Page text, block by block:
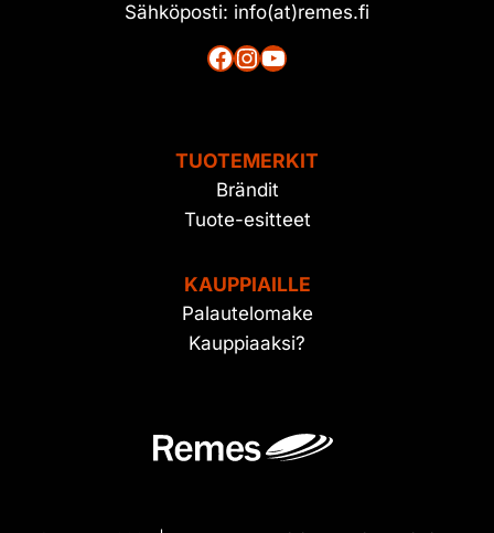
Sähköposti: info(at)remes.fi
Facebook
Instagram
YouTube
TUOTEMERKIT
Brändit
Tuote-esitteet
KAUPPIAILLE
Palautelomake
Kauppiaaksi?